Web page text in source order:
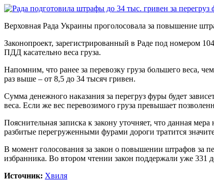
Верховная Рада Украины проголосовала за повышение
Законопроект, зарегистрированный в Раде под номером
ПДД касательно веса груза.
Напомним, что ранее за перевозку груза большего веса,
раз выше – от 8,5 до 34 тысяч гривен.
Сумма денежного наказания за перегруз фуры будет
веса. Если же вес перевозимого груза превышает
Пояснительная записка к закону уточняет, что данная
разбитые перегруженными фурами дороги тратится
В момент голосования за закон о повышении штрафов за
избранника. Во втором чтении закон поддержали уже 331
Источник: Хвиля